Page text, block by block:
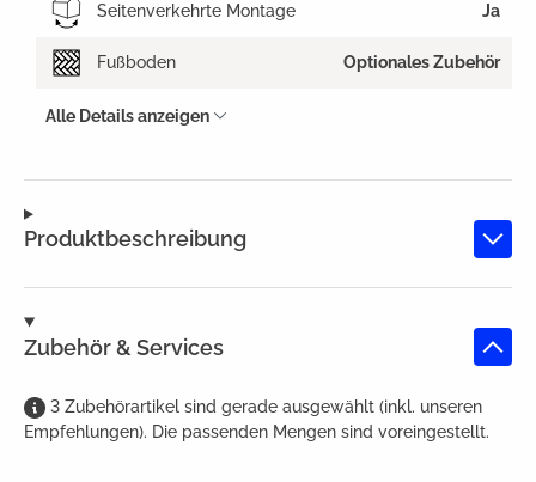
Produktbeschreibung
Zubehör & Services
3 Zubehörartikel sind gerade ausgewählt (inkl. unseren
Empfehlungen). Die passenden Mengen sind voreingestellt.
Seitenverkehrte Montage Ja
Fußboden Optionales Zubehör
Alle Details anzeigen